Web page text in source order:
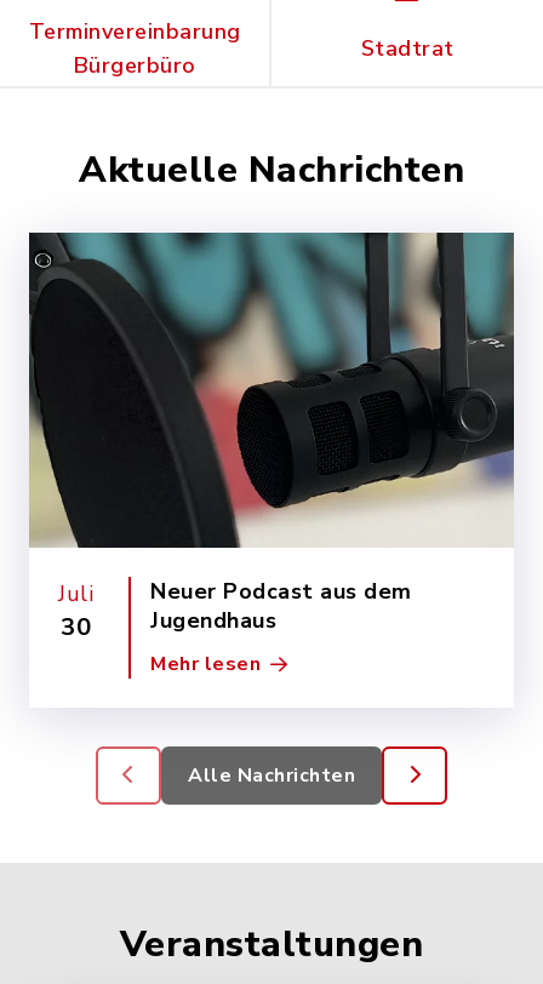
Terminvereinbarung
Bürgerbüro
Stadtrat
Aktuelle Nachrichten
Juli
30
Neuer Podcast aus dem
Jugendhaus
Mehr lesen
Alle Nachrichten
Veranstaltungen